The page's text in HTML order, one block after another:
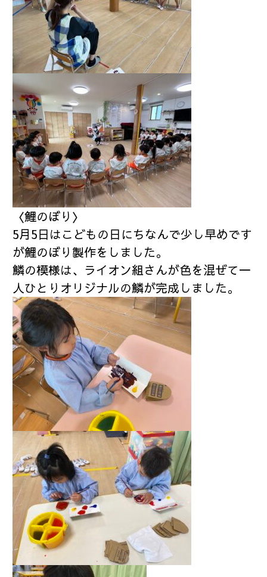
〈鯉のぼり〉
5月5日はこどもの日にちなんで少し早めです
が鯉のぼり製作をしました。
鱗の模様は、ライオン組さんが色を混ぜて一
人ひとりオリジナルの鱗が完成しました。